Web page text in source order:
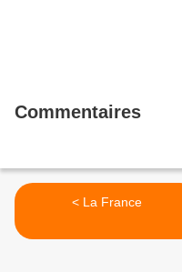
Commentaires
< La France